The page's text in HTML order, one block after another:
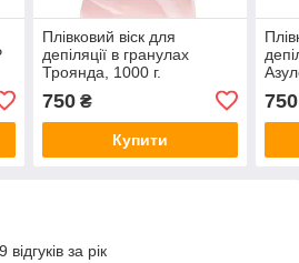
Плівковий віск для
депіляції в гранулах
Троянда, 1000 г.
750₴
Купити
750
за рік